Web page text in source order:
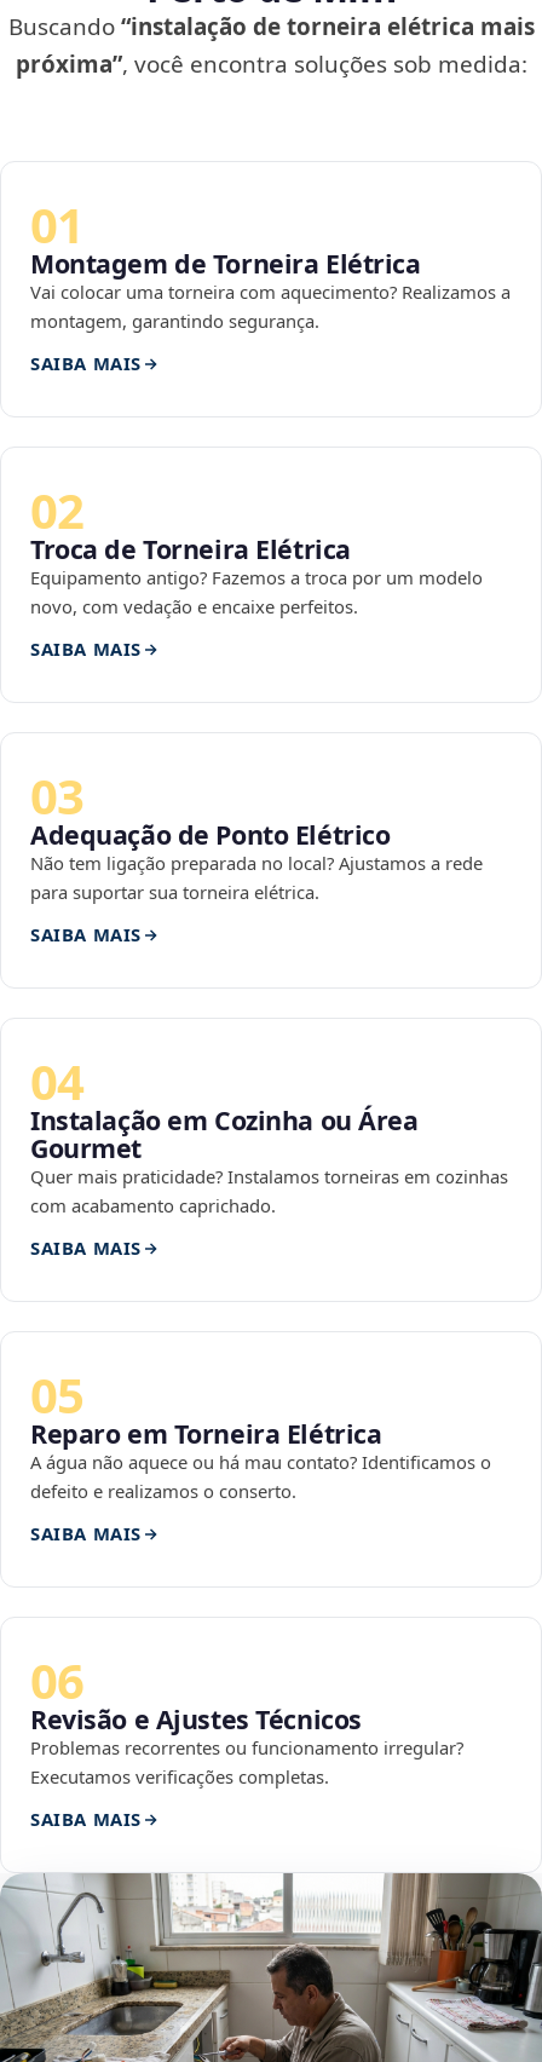
Buscando“instalação de torneira elétrica mais
próxima”, você encontra soluções sob medida:
01
Montagem de Torneira Elétrica
Vai colocar uma torneira com aquecimento? Realizamos a
montagem, garantindo segurança.
SAIBA MAIS
02
Troca de Torneira Elétrica
Equipamento antigo? Fazemos a troca por um modelo
novo, com vedação e encaixe perfeitos.
SAIBA MAIS
03
Adequação de Ponto Elétrico
Não tem ligação preparada no local? Ajustamos a rede
para suportar sua torneira elétrica.
SAIBA MAIS
04
Instalação em Cozinha ou Área
Gourmet
Quer mais praticidade? Instalamos torneiras em cozinhas
com acabamento caprichado.
SAIBA MAIS
05
Reparo em Torneira Elétrica
A água não aquece ou há mau contato? Identificamos o
defeito e realizamos o conserto.
SAIBA MAIS
06
Revisão e Ajustes Técnicos
Problemas recorrentes ou funcionamento irregular?
Executamos verificações completas.
SAIBA MAIS